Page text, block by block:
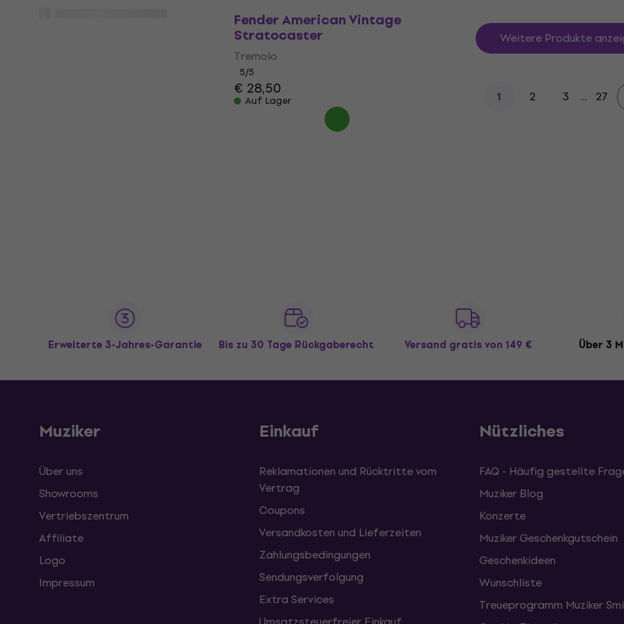
Fender American Vintage
Stratocaster
Tremolo
5/5
€ 28,50
Auf Lager
Weitere Produkte
1 2 3 ... 27
Erweiterte 3-Jahres-Garantie Bis zu 30 Tage Rückgaberecht Versand gratisvon 149 € Über 3
Muziker
Über uns
Showrooms
Vertriebszentrum
Affiliate
Logo
Impressum
Einkauf
Reklamationen und Rücktritte vom
Vertrag
Coupons
Versandkosten und Lieferzeiten
Zahlungsbedingungen
Sendungsverfolgung
Extra Services
Nützliches
FAQ - Häufig gestellte
Muziker Blog
Konzerte
Muziker Geschenkgutschein
Geschenkideen
Wunschliste
Treueprogramm Muziker